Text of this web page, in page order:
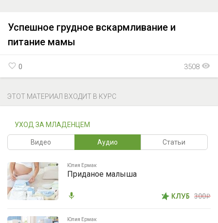
Успешное грудное вскармливание и
питание мамы
favorite_border 0 3508 visibility
ЭТОТ МАТЕРИАЛ ВХОДИТ В КУРС
УХОД ЗА МЛАДЕНЦЕМ
Видео Аудио Статьи
Юлия Ермак
Приданое малыша
mic КЛУБ 300i
Юлия Ермак